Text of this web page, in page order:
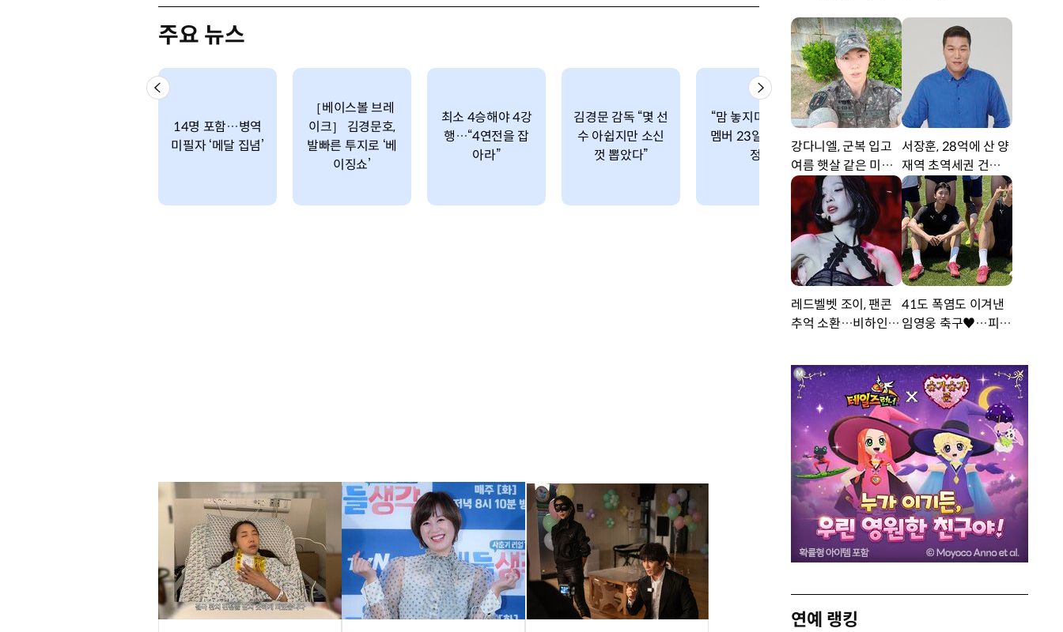
주요 뉴스
14명 포함…병역
미필자 ‘메달 집념’
［베이스볼 브레
이크］ 김경문호,
발빠른 투지로 ‘베
이징쇼’
최소 4승해야 4강
행…“4연전을 잡
아라”
김경문 감독 “몇 선
수 아쉽지만 소신
껏 뽑았다”
“맘 놓지마!” 최종
멤버 23일까지 조
정
대표팀, 세계최강
쿠바와 첫 잠실 격
돌
홈런 1위·타점
위 김태균, 대표
락 왜? 김경문의
강다니엘, 군복 입고
여름 햇살 같은 미소
‘잘생겼어’ [DA★]
서장훈, 28억에 산 양
재역 초역세권 건물 4
50억에 내놨다
레드벨벳 조이, 팬콘
추억 소환…비하인드
41도 폭염도 이겨낸
임영웅 축구♥…피지
연예 랭킹